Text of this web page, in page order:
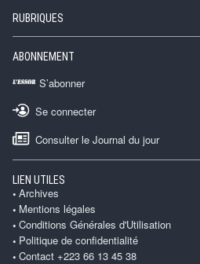
RUBRIQUES
ABONNEMENT
S’abonner
Se connecter
Consulter le Journal du jour
LIEN UTILES
Archives
Mentions légales
Conditions Générales d'Utilisation
Politique de confidentialité
Contact +223 66 13 45 38